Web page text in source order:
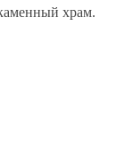
храм.